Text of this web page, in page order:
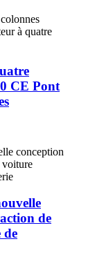
CE Pont
de
de